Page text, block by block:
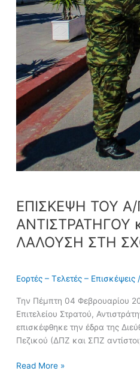
ΕΠΙΣΚΕΨΗ ΤΟΥ Α/
ΛΑΛΟΥΣΗ ΣΤΗ
Εορτές – Τελετές – Επισκέψεις /
Την Πέμπτη 04 Φεβρουαρίου
Επιτελείου Στρατού,
επισκέφθηκε την έδρα της
Πεζικού (ΔΠΖ και ΣΠΖ
Read More »